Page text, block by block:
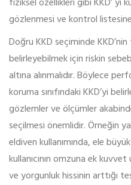
gözlenmesi ve kontrol
Doğru KKD seçiminde KKD’nin
belirleyebilmek için riskin
altına alınmalıdır. Böylece
koruma sınıfındaki KKD’yi
gözlemler ve ölçümler
seçilmesi önemlidir. Örneğin
eldiven kullanımında, ele
kullanıcının omzuna ek
ve yorgunluk hissinin arttığı